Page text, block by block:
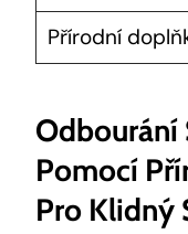
Přírodní
Odbourání
Pomocí
Pro Klidný